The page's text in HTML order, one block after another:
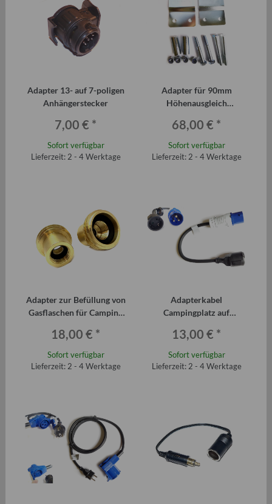
Adapter 13- auf 7-poligen
Anhängerstecker
7,00 € *
Sofort verfügbar
Lieferzeit: 2 - 4 Werktage
Adapter für 90mm
Höhenausgleich
HP-Serie etc. bis 750 kg
68,00 € *
Sofort verfügbar
Lieferzeit: 2 - 4 Werktage
Adapter zur Befüllung von
Gasflaschen für Camping
18,00 € *
Sofort verfügbar
Lieferzeit: 2 - 4 Werktage
Adapterkabel
Campingplatz auf
Schuko-Kupplung)
13,00 € *
Sofort verfügbar
Lieferzeit: 2 - 4 Werktage